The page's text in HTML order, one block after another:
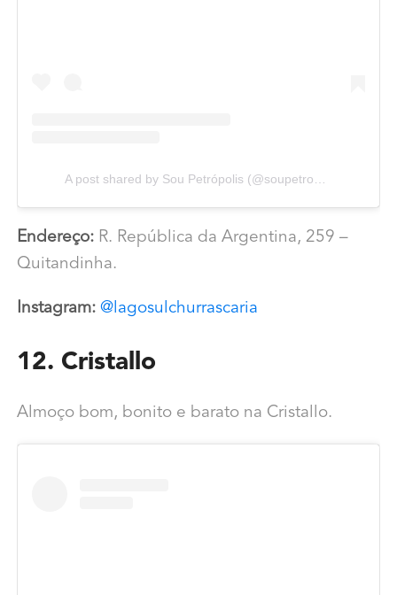
Endereço: R. República da Argentina, 259 –
Quitandinha.
Instagram: @lagosulchurrascaria
12. Cristallo
Almoço bom, bonito e barato na Cristallo.